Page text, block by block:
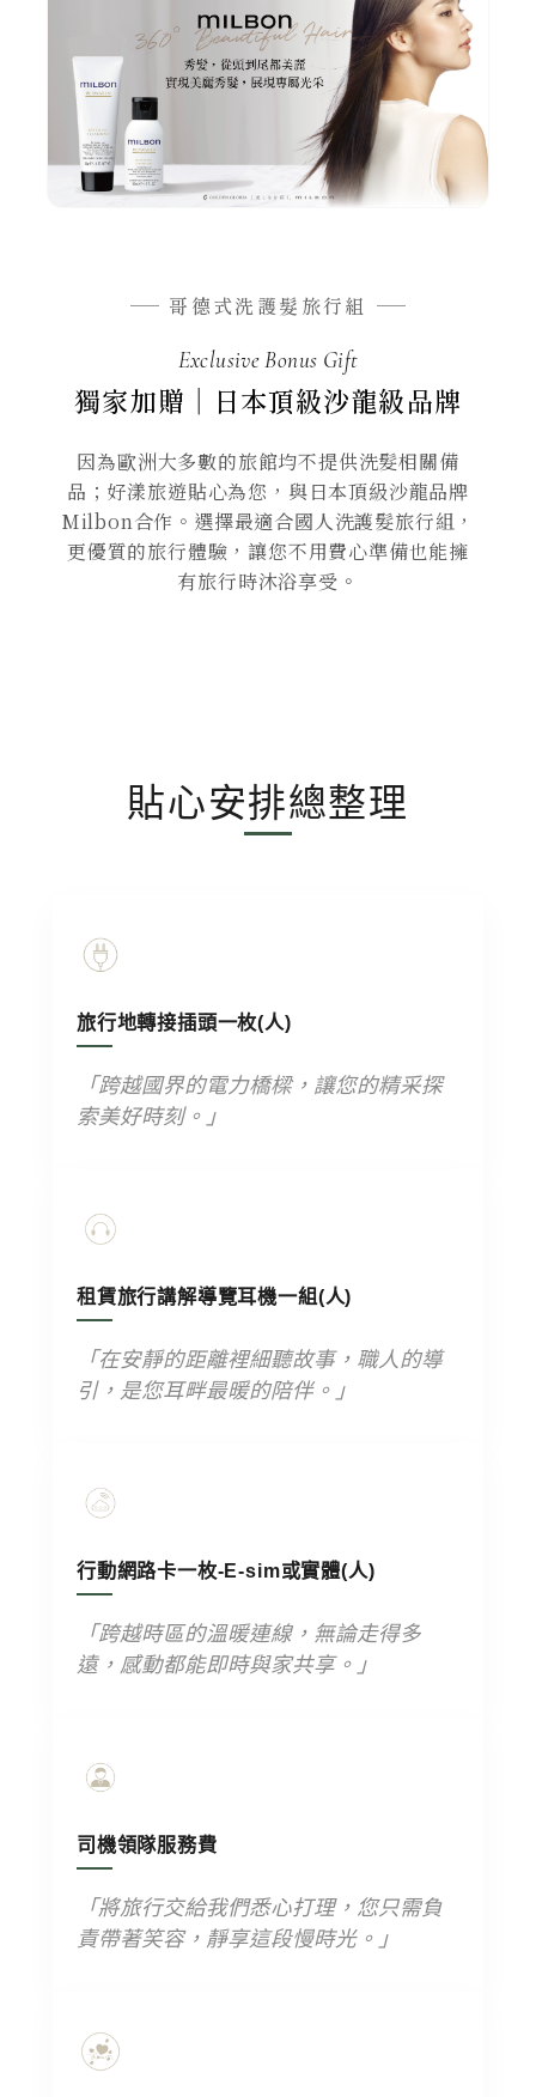
哥德式洗護髮旅行組
Exclusive Bonus Gift
獨家加贈｜日本頂級沙龍級品牌
因為歐洲大多數的旅館均不提供洗髮相關備
品；好漾旅遊貼心為您，與日本頂級沙龍品牌
Milbon合作。選擇最適合國人洗護髮旅行組，
更優質的旅行體驗，讓您不用費心準備也能擁
有旅行時沐浴享受。
貼心安排總整理
旅行地轉接插頭一枚(人)
「跨越國界的電力橋樑，讓您的精采探
索美好時刻。」
租賃旅行講解導覽耳機一組(人)
「在安靜的距離裡細聽故事，職人的導
引，是您耳畔最暖的陪伴。」
行動網路卡一枚-E-sim或實體(人)
「跨越時區的溫暖連線，無論走得多
遠，感動都能即時與家共享。」
司機領隊服務費
「將旅行交給我們悉心打理，您只需負
責帶著笑容，靜享這段慢時光。」